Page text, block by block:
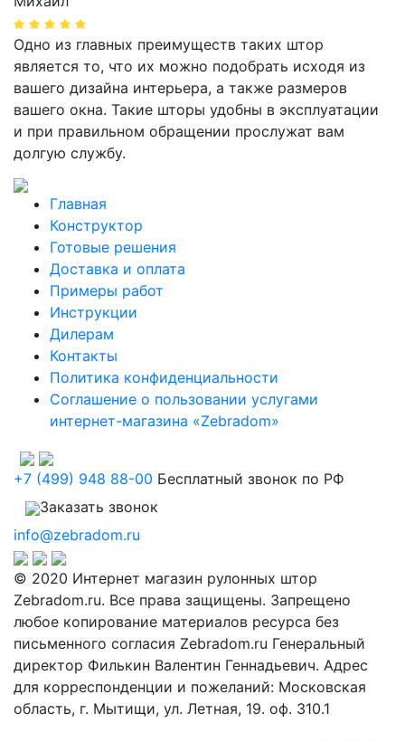
Одно из главных преимуществ таких штор
является то, что их можно подобрать исходя из
вашего дизайна интерьера, а также размеров
вашего окна. Такие шторы удобны в эксплуатации
и при правильном обращении прослужат вам
долгую службу.
Главная
Конструктор
Готовые решения
Доставка и оплата
Примеры работ
Инструкции
Дилерам
Контакты
Политика конфиденциальности
Соглашение о пользовании услугами
интернет-магазина «Zebradom»
+7 (499) 948 88-00 Бесплатный звонок по РФ
Заказать звонок
info@zebradom.ru
© 2020 Интернет магазин рулонных штор
Zebradom.ru. Все права защищены. Запрещено
любое копирование материалов ресурса без
письменного согласия Zebradom.ru Генеральный
директор Филькин Валентин Геннадьевич. Адрес
для корреспонденции и пожеланий: Московская
область, г. Мытищи, ул. Летная, 19. оф. 310.1